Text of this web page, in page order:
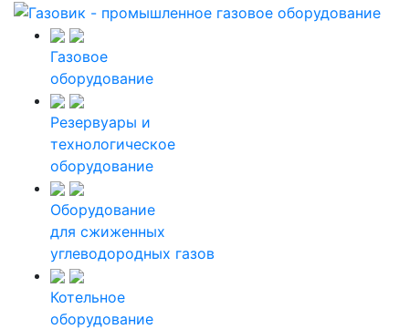
Газовое
оборудование
Резервуары и
технологическое
оборудование
Оборудование
для сжиженных
углеводородных газов
Котельное
оборудование